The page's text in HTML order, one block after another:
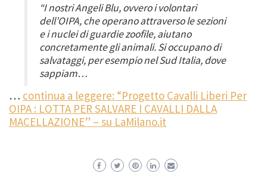
“I nostri Angeli Blu, ovvero i volontari
dell’OIPA, che operano attraverso le sezioni
e i nuclei di guardie zoofile, aiutano
concretamente gli animali. Si occupano di
salvataggi, per esempio nel Sud Italia, dove
sappiam…
… continua a leggere: “Progetto Cavalli Liberi Per
OIPA : LOTTA PER SALVARE I CAVALLI DALLA
MACELLAZIONE” – su LaMilano.it